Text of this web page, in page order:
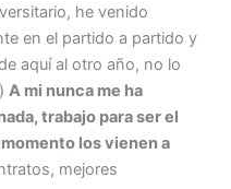
he venido
en el partido a partido y
aquí al otro año, no lo
A mi nunca me ha
trabajo para ser el
los vienen a
mejores